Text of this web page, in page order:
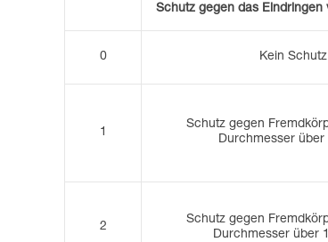
Schutz gegen das Eindringen
0 Kein Schutz
1
Schutz gegen
Durchmesser über
2
Schutz gegen
Durchmesser über